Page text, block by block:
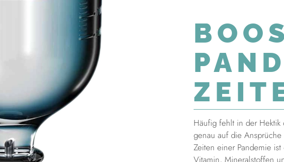
Häufig fehlt in der Hektik
genau auf die
Zeiten einer Pandemie
Vitamin, Mineralstoffen